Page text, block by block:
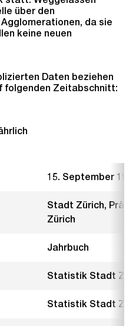
über den
da sie
keine neuen
Daten beziehen
folgenden Zeitabschnitt:
15. September
Stadt Zürich,
Zürich
Jahrbuch
Statistik Stadt
Statistik Stadt